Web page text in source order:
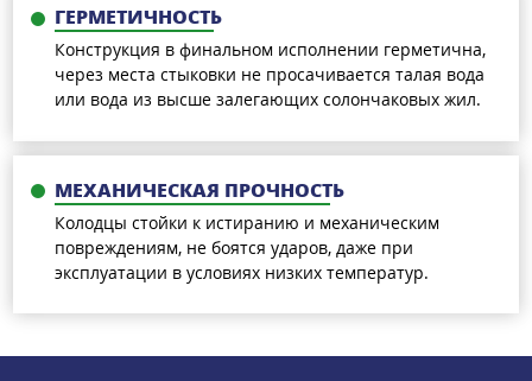
ГЕРМЕТИЧНОСТЬ
Конструкция в финальном исполнении герметична,
через места стыковки не просачивается талая вода
или вода из высше залегающих солончаковых жил.
МЕХАНИЧЕСКАЯ ПРОЧНОСТЬ
Колодцы стойки к истиранию и механическим
повреждениям, не боятся ударов, даже при
эксплуатации в условиях низких температур.